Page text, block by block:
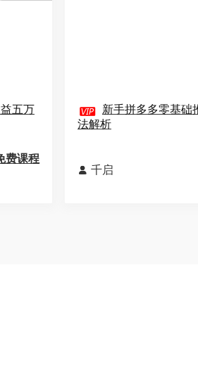
五万
费课程
 新手拼多多零基础
法解析
 千启